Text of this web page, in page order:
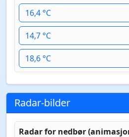
16,4 °C
14,7 °C
18,6 °C
Radar-bilder
Radar for nedbør